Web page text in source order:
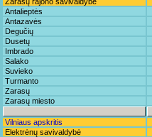
Antalieptės
Antazavės
Degučių
Dusetų
Imbrado
Salako
Suvieko
Turmanto
Zarasų
Zarasų miesto
Vilniaus apskritis
Elektrėnų savivaldybė